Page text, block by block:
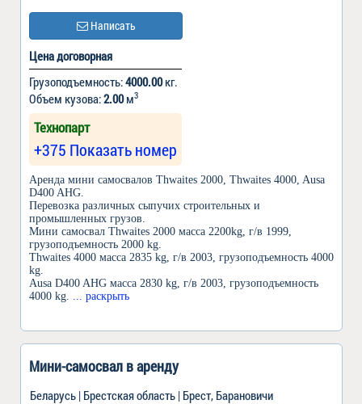
Написать
Цена договорная
Грузоподъемность:4000.00кг.
Объем кузова:2.00м3
Технопарт
+375 Показать номер
Аренда мини самосвалов Thwaites 2000, Thwaites 4000, Ausa
D400 AHG.
Перевозка различных сыпучих строительных и
промышленных грузов.
Мини самосвал Thwaites 2000 масса 2200kg, г/в 1999,
грузоподъемность 2000 kg.
Thwaites 4000 масса 2835 kg, г/в 2003, грузоподъемность 4000
kg.
Ausa D400 AHG масса 2830 kg, г/в 2003, грузоподъемность
4000 kg.
... раскрыть
Мини-самосвал в аренду
Беларусь | Брестская область | Брест, Барановичи